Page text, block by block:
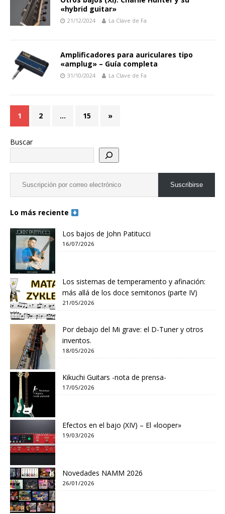
«hybrid guitar»
21/12/2024 La Clave de Fa
Amplificadores para auriculares tipo
«amplug» – Guía completa
31/10/2024 La Clave de Fa
1 2 … 15 »
Buscar
Suscribirse
Lo más reciente
Los bajos de John Patitucci
16/07/2026
Los sistemas de temperamento y afinación:
más allá de los doce semitonos (parte IV)
21/05/2026
Por debajo del Mi grave: el D-Tuner y otros
inventos.
18/05/2026
Kikuchi Guitars -nota de prensa-
17/05/2026
Efectos en el bajo (XIV) – El «looper»
19/03/2026
Novedades NAMM 2026
26/01/2026